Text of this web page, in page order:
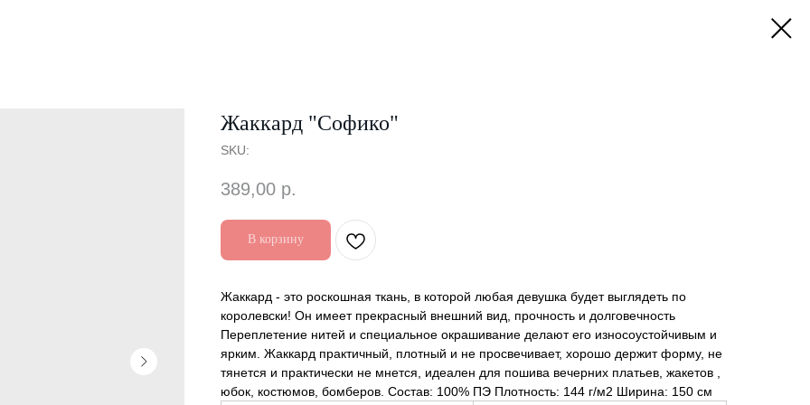
Жаккард "Софико"
SKU:
389,00 р.
В корзину
Жаккард - это роскошная ткань, в которой любая девушка будет выглядеть по
королевски! Он имеет прекрасный внешний вид, прочность и долговечность
Переплетение нитей и специальное окрашивание делают его износоустойчивым и
ярким. Жаккард практичный, плотный и не просвечивает, хорошо держит форму, не
тянется и практически не мнется, идеален для пошива вечерних платьев, жакетов ,
юбок, костюмов, бомберов. Состав: 100% ПЭ Плотность: 144 г/м2 Ширина: 150 см